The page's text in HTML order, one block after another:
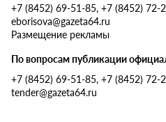
+7 (8452) 69-51-85, +7 (8452) 72-
eborisova@gazeta64.ru
Размещение рекламы
По вопросам публикации
+7 (8452) 69-51-85, +7 (8452) 72-
tender@gazeta64.ru